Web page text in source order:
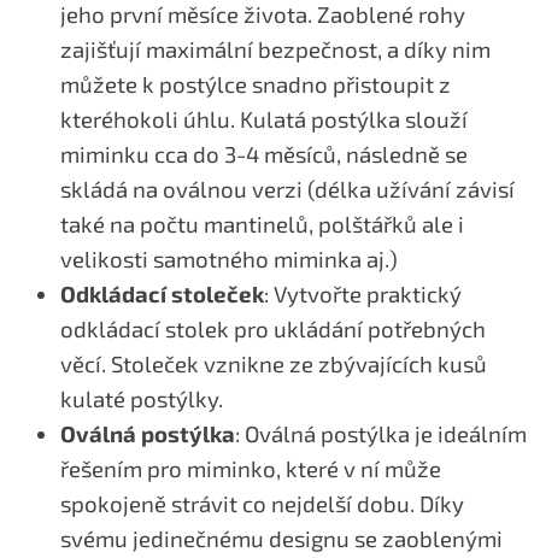
jeho první měsíce života. Zaoblené rohy
zajišťují maximální bezpečnost, a díky nim
můžete k postýlce snadno přistoupit z
kteréhokoli úhlu. Kulatá postýlka slouží
miminku cca do 3-4 měsíců, následně se
skládá na oválnou verzi (délka užívání závisí
také na počtu mantinelů, polštářků ale i
velikosti samotného miminka aj.)
Odkládací stoleček: Vytvořte praktický
odkládací stolek pro ukládání potřebných
věcí. Stoleček vznikne ze zbývajících kusů
kulaté postýlky.
Oválná postýlka: Oválná postýlka je ideálním
řešením pro miminko, které v ní může
spokojeně strávit co nejdelší dobu. Díky
svému jedinečnému designu se zaoblenými